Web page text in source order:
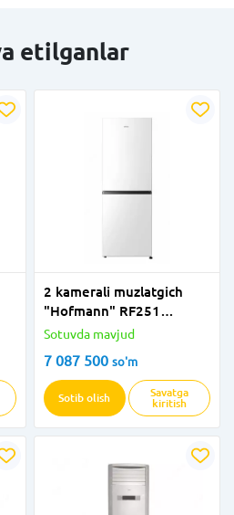
etilganlar
2 kamerali muzlatgich
"Hofmann" RF251
CDVW/HF (Oq)
Sotuvda mavjud
7 087 500 so'm
Sotib olish
Savatga
kiritish